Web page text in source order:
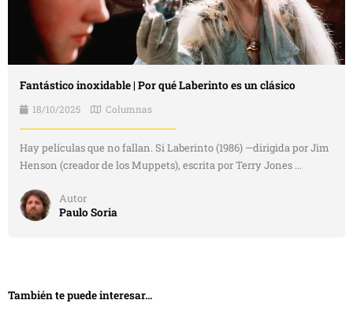
Fantástico inoxidable | Por qué Laberinto es un clásico
18/10/2025 Columnas
Hay películas que no fallan. Si Laberinto (1986) —dirigida por Jim
Henson (creador de los Muppets), escrita por Terry Jones ...
Autor
Paulo Soria
También te puede interesar...